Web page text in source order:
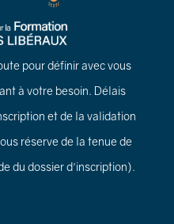
pour définir avec vous
à votre besoin. Délais
et de la validation
réserve de la tenue de
du dossier d'inscription).